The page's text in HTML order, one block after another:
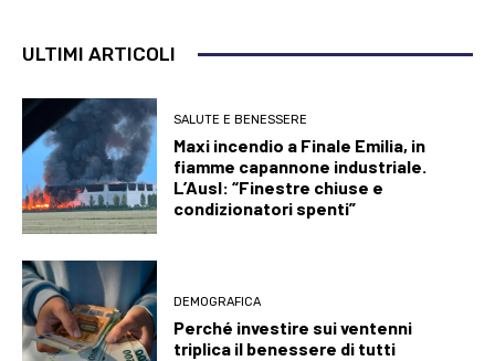
ULTIMI ARTICOLI
SALUTE E BENESSERE
Maxi incendio a Finale Emilia, in
fiamme capannone industriale.
L’Ausl: “Finestre chiuse e
condizionatori spenti”
DEMOGRAFICA
Perché investire sui ventenni
triplica il benessere di tutti